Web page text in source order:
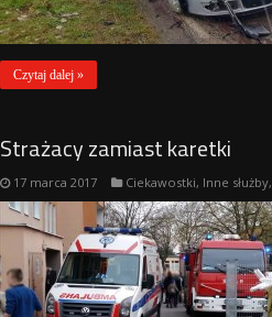
Czytaj dalej »
Strażacy zamiast karetki
17 marca 2017 Ciekawostki, Inne służby,